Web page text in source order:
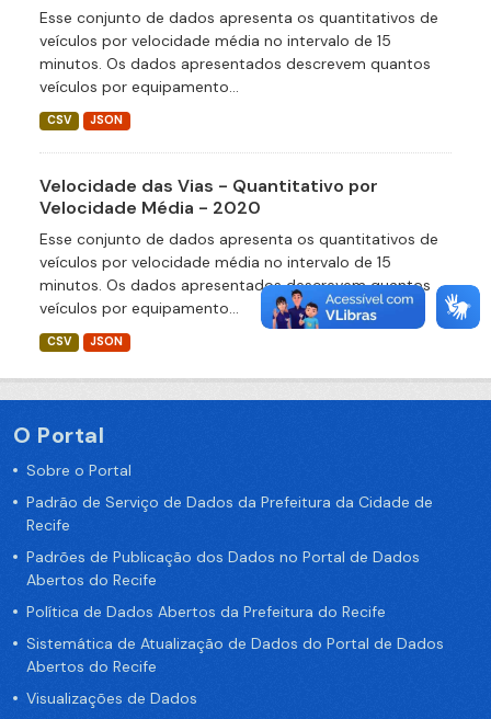
Esse conjunto de dados apresenta os quantitativos de
veículos por velocidade média no intervalo de 15
minutos. Os dados apresentados descrevem quantos
veículos por equipamento...
CSV JSON
Velocidade das Vias - Quantitativo por
Velocidade Média - 2020
Esse conjunto de dados apresenta os quantitativos de
veículos por velocidade média no intervalo de 15
minutos. Os dados apresentados descrevem quantos
veículos por equipamento...
CSV JSON
O Portal
Sobre o Portal
Padrão de Serviço de Dados da Prefeitura da Cidade de
Recife
Padrões de Publicação dos Dados no Portal de Dados
Abertos do Recife
Política de Dados Abertos da Prefeitura do Recife
Sistemática de Atualização de Dados do Portal de Dados
Abertos do Recife
Visualizações de Dados